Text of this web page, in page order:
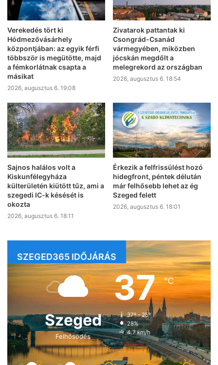
Verekedés tört ki
Hódmezővásárhely
központjában: az egyik férfi
többször is megütötte, majd
a fémkorlátnak csapta a
másikat
2026, augusztus 6. 19:08
Zivatarok pattantak ki
Csongrád-Csanád
vármegyében, miközben
jócskán megdőlt a
melegrekord az országban
2026, augusztus 6. 18:54
Sajnos halálos volt a
Kiskunfélegyháza
külterületén kiütött tűz, ami a
szegedi IC-k késését is
okozta
2026, augusztus 6. 18:11
Érkezik a felfrissülést hozó
hidegfront, péntek délután
már felhősebb lehet az ég
Szeged felett
2026, augusztus 6. 18:01
SZEGED365 IDŐJÁRÁS
Szeged
Felhősödés
37℃
37º - 25º
28%
4.7 km/h